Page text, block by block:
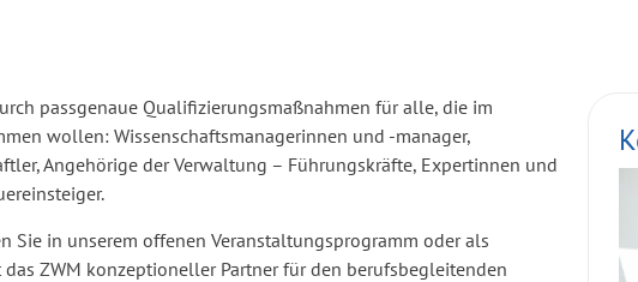
passgenaue Qualifizierungsmaßnahmen für alle, die im
wollen: Wissenschaftsmanagerinnen und -manager,
Angehörige der Verwaltung – Führungskräfte, Expertinnen und
Sie in unserem offenen Veranstaltungsprogramm oder als
ZWM konzeptioneller Partner für den berufsbegleitenden